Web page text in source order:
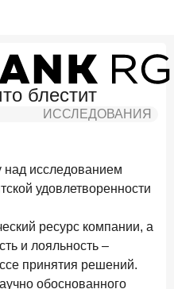
ИССЛЕДОВАНИЕ
выдач кредитов
при смене
ИССЛЕДОВАНИЕ
2026 года в цифрах
ИССЛЕДОВАНИЕ
блестит
ИССЛЕДОВАНИЯ
над исследованием
удовлетворенности
ресурс компании, а
и лояльность –
принятия решений.
обоснованного